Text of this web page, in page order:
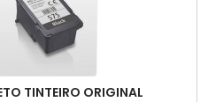
TINTEIRO ORIGINAL